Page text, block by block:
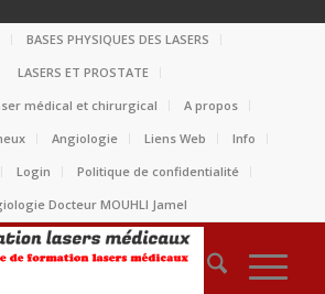
BASES PHYSIQUES DES LASERS
LASERS ET PROSTATE
médical et chirurgical
A propos
Angiologie Liens Web
Info
Login
Politique de confidentialité
Docteur MOUHLI Jamel